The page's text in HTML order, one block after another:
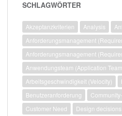
SCHLAGWÖRTER
Akzeptanzkriterien Analysis
Anforderungsmanagement
Anforderungsmanagement
Anwendungsteam (Application
Arbeitsgeschwindigkeit (Velocity)
Benutzeranforderung
Customer Need
Design decisions